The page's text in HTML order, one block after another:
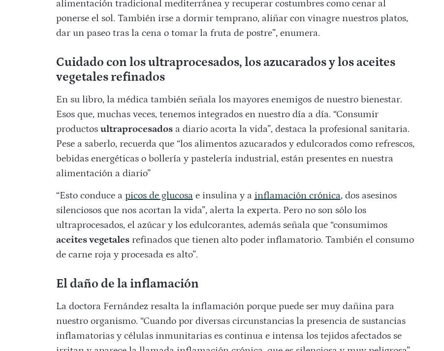
alimentación tradicional mediterránea y recuperar costumbres como cenar al
ponerse el sol. También irse a dormir temprano, aliñar con vinagre nuestros platos,
dar un paseo tras la cena o tomar la fruta de postre”, enumera.
Cuidado con los ultraprocesados, los azucarados y los aceites
vegetales refinados
En su libro, la médica también señala los mayores enemigos de nuestro bienestar.
Esos que, muchas veces, tenemos integrados en nuestro día a día. “Consumir
productos ultraprocesadosa diario acorta la vida”, destaca la profesional sanitaria.
Pese a saberlo, recuerda que “los alimentos azucarados y edulcorados como refrescos,
bebidas energéticas o bollería y pastelería industrial, están presentes en nuestra
alimentación a diario”
“Esto conduce a picos de glucosae insulina y a inflamación crónica, dos asesinos
silenciosos que nos acortan la vida”, alerta la experta. Pero no son sólo los
ultraprocesados, el azúcar y los edulcorantes, además señala que “consumimos
aceites vegetalesrefinados que tienen alto poder inflamatorio. También el consumo
de carne roja y procesada es alto”.
El daño de la inflamación
La doctora Fernández resalta la inflamación porque puede ser muy dañina para
nuestro organismo. “Cuando por diversas circunstancias la presencia de sustancias
inflamatorias y células inmunitarias es continua e intensa los tejidos afectados se